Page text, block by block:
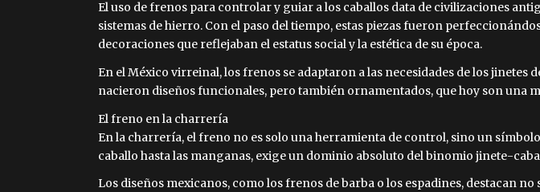
El uso de frenos para controlar y guiar a los caballos data de civilizaciones
sistemas de hierro. Con el paso del tiempo, estas piezas fueron
decoraciones que reflejaban el estatus social y la estética de su época.
En el México virreinal, los frenos se adaptaron a las necesidades de los
nacieron diseños funcionales, pero también ornamentados, que hoy son una
El freno en la charrería
En la charrería, el freno no es solo una herramienta de control, sino un
caballo hasta las manganas, exige un dominio absoluto del binomio jinete-
Los diseños mexicanos, como los frenos de barba o los espadines, destacan